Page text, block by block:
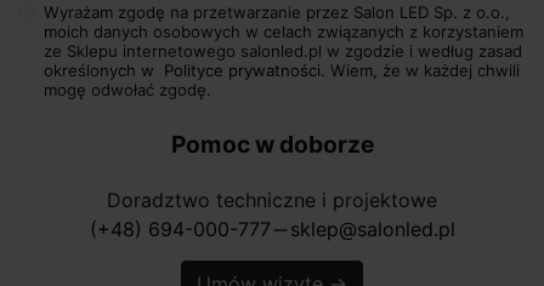
Wyrażam zgodę na przetwarzanie przez Salon LED Sp. z o.o.,
moich danych osobowych w celach związanych z korzystaniem
ze Sklepu internetowego salonled.pl w zgodzie i według zasad
określonych w Polityce prywatności. Wiem, że w każdej chwili
mogę odwołać zgodę.
Pomoc w doborze
Doradztwo techniczne i projektowe
(+48) 694-000-777 horizontal_rule sklep@salonled.pl